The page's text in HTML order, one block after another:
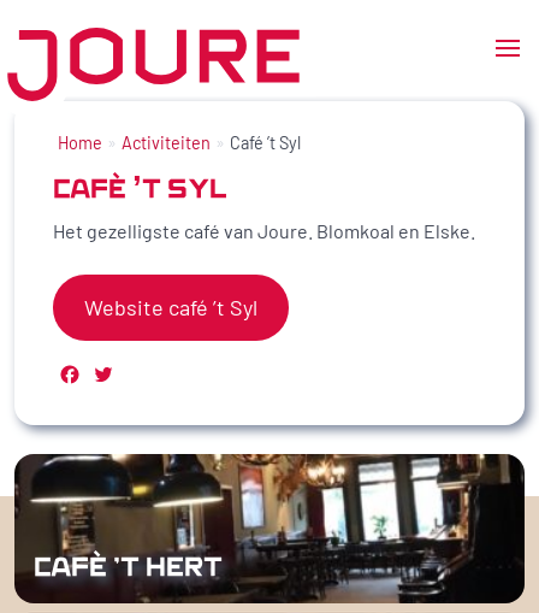
Ga
inhoud
Home Activiteiten Café ’t Syl
CAFÉ ’T SYL
Het gezelligste café van Joure. Blomkoal en Elske.
Website café ’t Syl
Facebook
CAFÉ 'T HERT